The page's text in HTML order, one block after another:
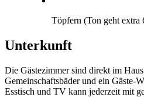
Töpfern (Ton geht
Unterkunft
Die Gästezimmer sind direkt im
Gemeinschaftsbäder und ein Gäste-
Esstisch und TV kann jederzeit mit